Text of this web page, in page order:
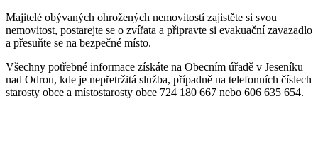
Majitelé obývaných ohrožených nemovitostí zajistěte si svou
nemovitost, postarejte se o zvířata a připravte si evakuační zavazadlo
a přesuňte se na bezpečné místo.
Všechny potřebné informace získáte na Obecním úřadě v Jeseníku
nad Odrou, kde je nepřetržitá služba, případně na telefonních číslech
starosty obce a místostarosty obce 724 180 667 nebo 606 635 654.